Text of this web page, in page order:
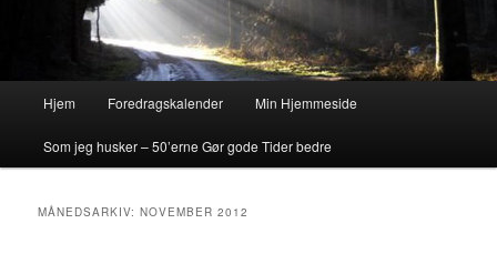
Hjem Foredragskalender Min Hjemmeside
Som jeg husker – 50’erne Gør gode Tider bedre
MÅNEDSARKIV:NOVEMBER 2012